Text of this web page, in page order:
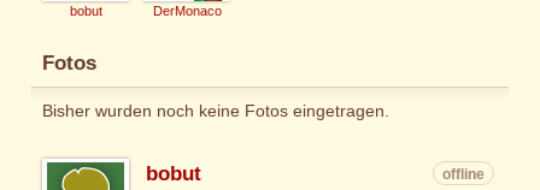
bobut DerMonaco
Fotos
Bisher wurden noch keine Fotos eingetragen.
bobut
offline